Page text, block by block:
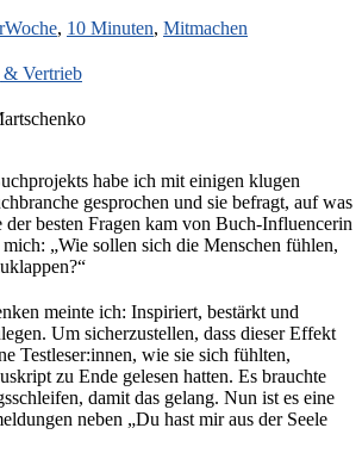
, 10 Minuten, Mitmachen
Vertrieb
habe ich mit einigen klugen
gesprochen und sie befragt, auf was
der besten Fragen kam von Buch-Influencerin
mich: „Wie sollen sich die Menschen fühlen,
meinte ich: Inspiriert, bestärkt und
Um sicherzustellen, dass dieser Effekt
Testleser:innen, wie sie sich fühlten,
zu Ende gelesen hatten. Es brauchte
damit das gelang. Nun ist es eine
neben „Du hast mir aus der Seele